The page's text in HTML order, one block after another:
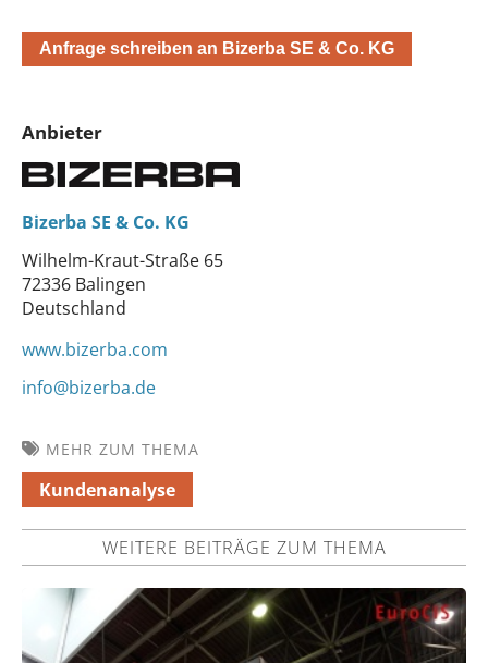
Anfrage schreiben an Bizerba SE & Co. KG
Anbieter
Bizerba SE & Co. KG
Wilhelm-Kraut-Straße 65
72336 Balingen
Deutschland
www.bizerba.com
info@bizerba.de
MEHR ZUM THEMA
Kundenanalyse
WEITERE BEITRÄGE ZUM THEMA